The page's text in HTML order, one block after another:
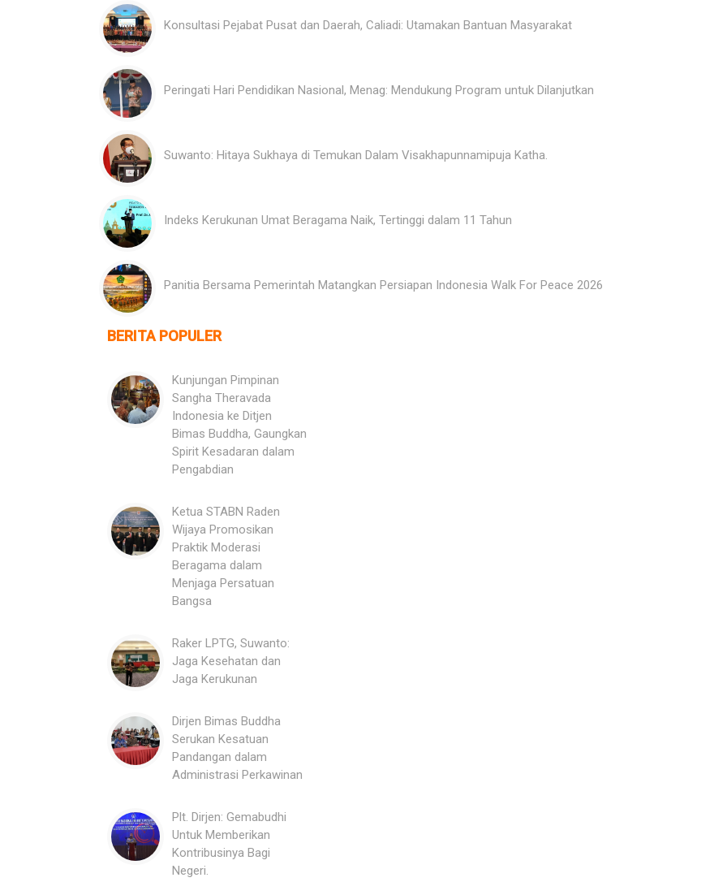
Konsultasi Pejabat Pusat dan Daerah, Caliadi: Utamakan Bantuan Masyarakat
Peringati Hari Pendidikan Nasional, Menag: Mendukung Program untuk Dilanjutkan
Suwanto: Hitaya Sukhaya di Temukan Dalam Visakhapunnamipuja Katha.
Indeks Kerukunan Umat Beragama Naik, Tertinggi dalam 11 Tahun
Panitia Bersama Pemerintah Matangkan Persiapan Indonesia Walk For Peace 2026
BERITA POPULER
Kunjungan Pimpinan
Sangha Theravada
Indonesia ke Ditjen
Bimas Buddha, Gaungkan
Spirit Kesadaran dalam
Pengabdian
Ketua STABN Raden
Wijaya Promosikan
Praktik Moderasi
Beragama dalam
Menjaga Persatuan
Bangsa
Raker LPTG, Suwanto:
Jaga Kesehatan dan
Jaga Kerukunan
Dirjen Bimas Buddha
Serukan Kesatuan
Pandangan dalam
Administrasi Perkawinan
Plt. Dirjen: Gemabudhi
Untuk Memberikan
Kontribusinya Bagi
Negeri.